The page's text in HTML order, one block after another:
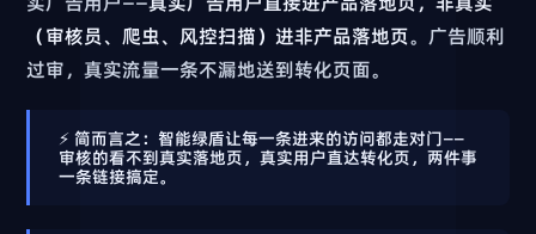
（审核员、爬虫、风控扫描）进非产品落地页。广告顺利
过审，真实流量一条不漏地送到转化页面。
⚡ 简而言之：智能绿盾让每一条进来的访问都走对门——
审核的看不到真实落地页，真实用户直达转化页，两件事
一条链接搞定。